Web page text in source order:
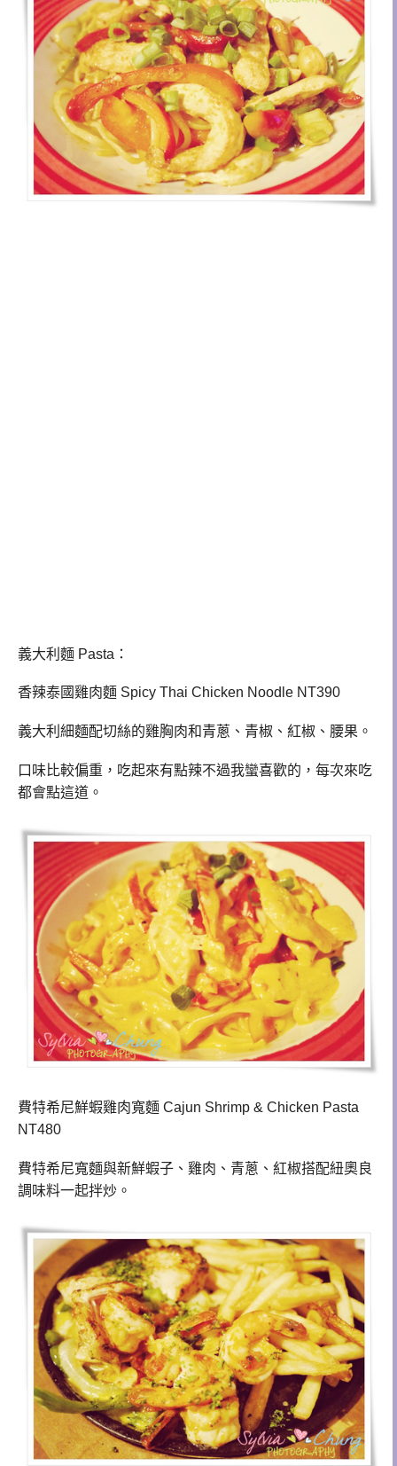
義大利麵 Pasta：
香辣泰國雞肉麵 Spicy Thai Chicken Noodle NT390
義大利細麵配切絲的雞胸肉和青蔥、青椒、紅椒、腰果。
口味比較偏重，吃起來有點辣不過我蠻喜歡的，每次來吃
都會點這道。
費特希尼鮮蝦雞肉寬麵 Cajun Shrimp & Chicken Pasta
NT480
費特希尼寬麵與新鮮蝦子、雞肉、青蔥、紅椒搭配紐奧良
調味料一起拌炒。